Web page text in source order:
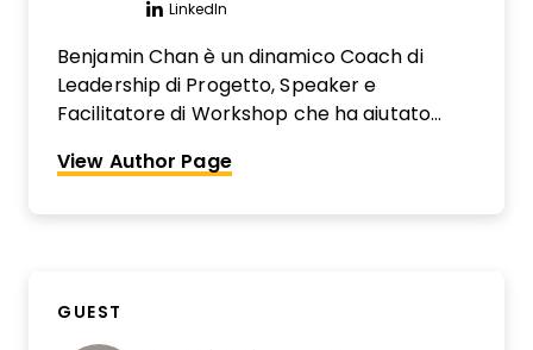
LinkedIn
Opens new window
Benjamin Chan è un dinamico Coach di
Leadership di Progetto, Speaker e
Facilitatore di Workshop che ha aiutato
capacità di leadership nella gestione dei
manageriale e nella gestione di progetti, ha
lavorato in diversi settori, portando a
View Author Page
GUEST